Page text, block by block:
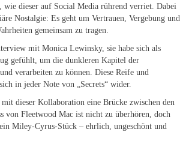
wie dieser auf Social Media rührend verriet. Dabei
Nostalgie: Es geht um Vertrauen, Vergebung und
gemeinsam zu tragen.
mit Monica Lewinsky, sie habe sich als
gefühlt, um die dunkleren Kapitel der
verarbeiten zu können. Diese Reife und
in jeder Note von „Secrets“ wider.
dieser Kollaboration eine Brücke zwischen den
von Fleetwood Mac ist nicht zu überhören, doch
Miley-Cyrus-Stück – ehrlich, ungeschönt und